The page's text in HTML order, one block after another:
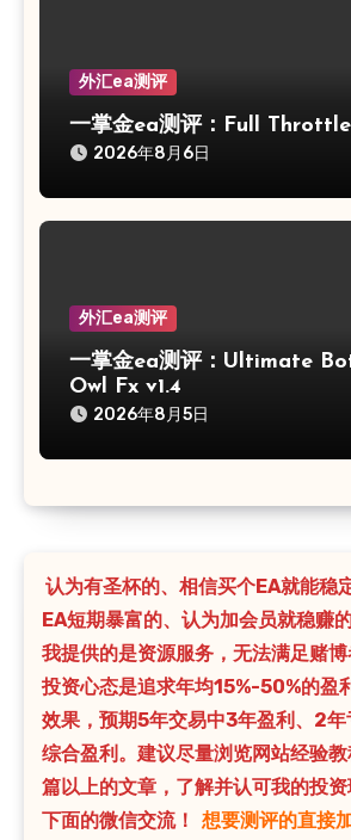
外汇ea测评
一掌金ea测评：Full
2026年8月6日
外汇ea测评
一掌金ea测评：Ultimate
Owl Fx v1.4
2026年8月5日
认为有圣杯的、相信买个EA就能稳
EA短期暴富的、认为加会员就稳赚
我提供的是资源服务，无法满足赌
投资心态是追求年均15%-50%的盈
效果，预期5年交易中3年盈利、2
综合盈利。建议尽量浏览网站经验
篇以上的文章，了解并认可我的投
下面的微信交流！
想要测评的直接